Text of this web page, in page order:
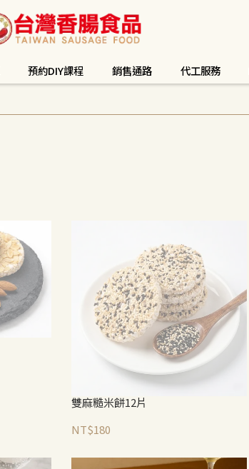
預約DIY課程 銷售通路 代工服務
雙麻糙米餅12片
NT$180